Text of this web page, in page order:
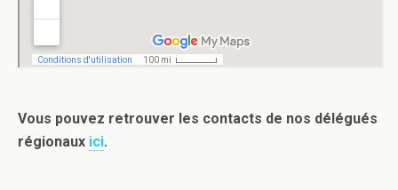
Vous pouvez retrouver les contacts de nos délégués
régionaux ici.